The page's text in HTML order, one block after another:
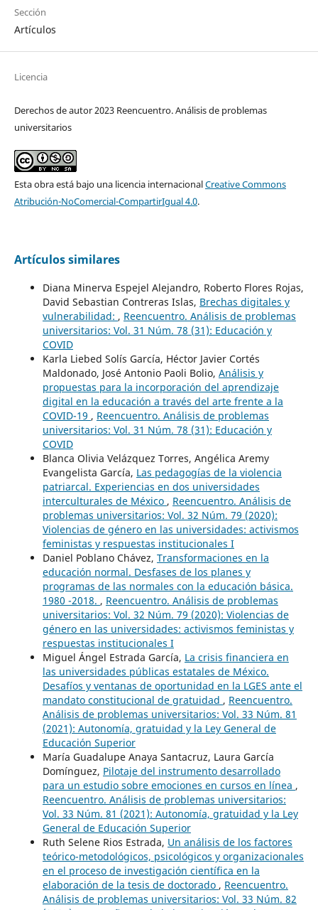
Sección
Artículos
Licencia
Derechos de autor 2023 Reencuentro. Análisis de problemas
universitarios
Esta obra está bajo una licencia internacionalCreative Commons
Atribución-NoComercial-CompartirIgual 4.0.
Artículos similares
Diana Minerva Espejel Alejandro, Roberto Flores Rojas,
David Sebastian Contreras Islas, Brechas digitales y
vulnerabilidad: , Reencuentro. Análisis de problemas
universitarios: Vol. 31 Núm. 78 (31): Educación y
COVID
Karla Liebed Solís García, Héctor Javier Cortés
Maldonado, José Antonio Paoli Bolio, Análisis y
propuestas para la incorporación del aprendizaje
digital en la educación a través del arte frente a la
COVID-19 , Reencuentro. Análisis de problemas
universitarios: Vol. 31 Núm. 78 (31): Educación y
COVID
Blanca Olivia Velázquez Torres, Angélica Aremy
Evangelista García, Las pedagogías de la violencia
patriarcal. Experiencias en dos universidades
interculturales de México , Reencuentro. Análisis de
problemas universitarios: Vol. 32 Núm. 79 (2020):
Violencias de género en las universidades: activismos
feministas y respuestas institucionales I
Daniel Poblano Chávez, Transformaciones en la
educación normal. Desfases de los planes y
programas de las normales con la educación básica.
1980 -2018. , Reencuentro. Análisis de problemas
universitarios: Vol. 32 Núm. 79 (2020): Violencias de
género en las universidades: activismos feministas y
respuestas institucionales I
Miguel Ángel Estrada García, La crisis financiera en
las universidades públicas estatales de México.
Desafíos y ventanas de oportunidad en la LGES ante el
mandato constitucional de gratuidad , Reencuentro.
Análisis de problemas universitarios: Vol. 33 Núm. 81
(2021): Autonomía, gratuidad y la Ley General de
Educación Superior
María Guadalupe Anaya Santacruz, Laura García
Domínguez, Pilotaje del instrumento desarrollado
para un estudio sobre emociones en cursos en línea ,
Reencuentro. Análisis de problemas universitarios:
Vol. 33 Núm. 81 (2021): Autonomía, gratuidad y la Ley
General de Educación Superior
Ruth Selene Rios Estrada, Un análisis de los factores
teórico-metodológicos, psicológicos y organizacionales
en el proceso de investigación científica en la
elaboración de la tesis de doctorado , Reencuentro.
Análisis de problemas universitarios: Vol. 33 Núm. 82